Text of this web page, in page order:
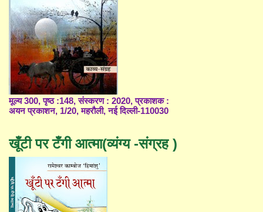
मूल्य 300, पृष्ठ :148, संस्करण : 2020, प्रकाशक :
अयन प्रकाशन, 1/20, महरौली, नई दिल्ली-110030
खूँटी पर टँगी आत्मा(व्यंग्य -संग्रह )